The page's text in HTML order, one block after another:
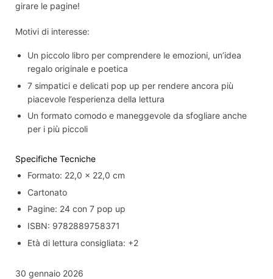
girare le pagine!
Motivi di interesse:
Un piccolo libro per comprendere le emozioni, un’idea
regalo originale e poetica
7 simpatici e delicati pop up per rendere ancora più
piacevole l’esperienza della lettura
Un formato comodo e maneggevole da sfogliare anche
per i più piccoli
Specifiche Tecniche
Formato: 22,0 × 22,0 cm
Cartonato
Pagine: 24 con 7 pop up
ISBN: 9782889758371
Età di lettura consigliata: +2
30 gennaio 2026